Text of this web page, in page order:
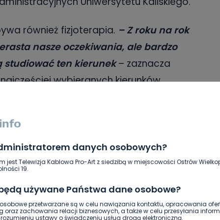
danych osobowych?
jest Telewizja Kablowa Pro-Art z siedzibą w miejscowości Ostrów
19.
używane Państwa dane osobowe?
przetwarzane są w celu nawiązania kontaktu, opracowania
oraz zachowania relacji biznesowych, a także w celu przesyłania
ustawy o świadczeniu usług drogą elektroniczną.
również fizjoterapia. – Z roku na rok
nasze oczekiwania, ale bardzo
studiować ten kierunek – zaznacza
wybieranych kierunków
i położnictwo. Dużym
kierunki społeczne, takie jak logistyka,
kolei na Wydziale Politechnicznym od
stopnia oraz jednolite studia